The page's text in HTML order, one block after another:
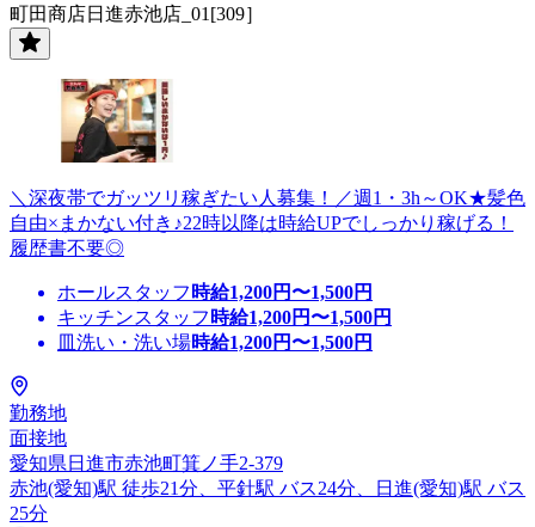
町田商店日進赤池店_01[309］
＼深夜帯でガッツリ稼ぎたい人募集！／週1・3h～OK★髪色
自由×まかない付き♪22時以降は時給UPでしっかり稼げる！
履歴書不要◎
ホールスタッフ 時給1,200円〜1,500円
キッチンスタッフ 時給1,200円〜1,500円
皿洗い・洗い場時給1,200円〜1,500円
勤務地
面接地
愛知県日進市赤池町箕ノ手2-379
赤池(愛知)駅 徒歩21分、平針駅 バス24分、日進(愛知)駅 バス
25分